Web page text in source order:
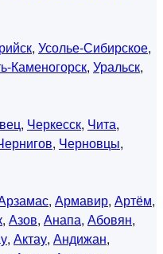
, Усолье-Сибирское,
Каменогорск, Уральск,
, Черкесск, Чита,
, Черновцы,
, Армавир, Артём,
, Азов, Анапа, Абовян,
, Актау, Андижан,